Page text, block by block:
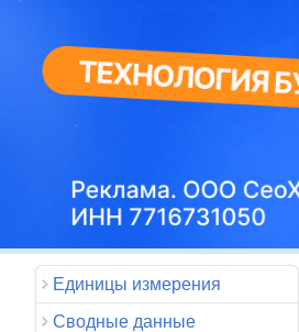
Единицы измерения
Сводные данные